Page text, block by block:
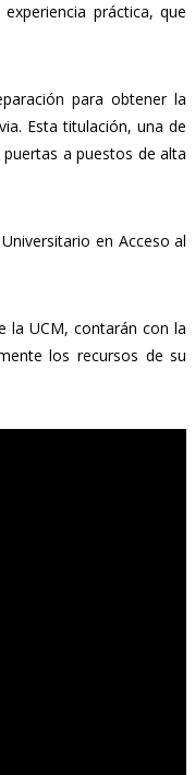
práctica, que
para obtener la
Esta titulación, una de
a puestos de alta
en Acceso al
la UCM, contarán con la
los recursos de su